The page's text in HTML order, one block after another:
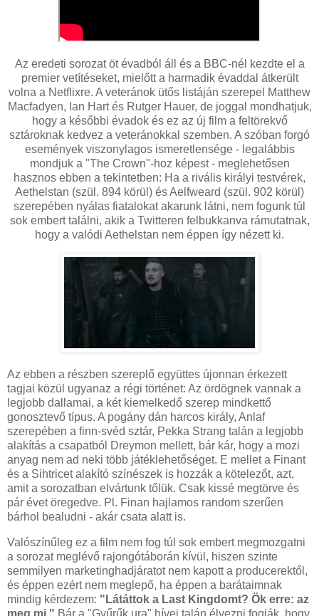
Az eredeti sorozat öt évadból áll és a BBC-nél kezdte el a
premier vetítéseket, mielőtt a harmadik évaddal átkerült
volna a Netflixre. A veteránok ütős listáján szerepel Matthew
Macfadyen, Ian Hart és Rutger Hauer, de joggal mondhatjuk,
hogy a későbbi évadok és ez az új film a feltörekvő
sztároknak kedvez a veteránokkal szemben. A szóban forgó
események viszonylagos ismeretlensége - legalábbis
mondjuk a "The Crown"-hoz képest - meglehetősen
hasznos ebben a tekintetben: Ha a rivális királyi testvérek,
Aethelstan (szül. 894 körül) és Aelfweard (szül. 902 körül)
szerepében nyálas fiatalokat akarunk látni, nem fogunk túl
sok embert találni, akik a Twitteren felbukkanva rámutatnak,
hogy a valódi Aethelstan nem éppen így nézett ki.
Az ebben a részben szereplő együttes újonnan érkezett
tagjai közül ugyanaz a régi történet: Az ördögnek vannak a
legjobb dallamai, a két kiemelkedő szerep mindkettő
gonosztevő típus. A pogány dán harcos király, Anlaf
szerepében a finn-svéd sztár, Pekka Strang talán a legjobb
alakítás a csapatból Dreymon mellett, bár kár, hogy a mozi
anyag nem ad neki több játéklehetőséget. E mellet a Finant
és a Sihtricet alakító színészek is hozzák a kötelezőt, azt,
amit a sorozatban elvártunk tőlük. Csak kissé megtörve és
pár évet öregedve. Pl. Finan hajlamos random szerűen
bárhol bealudni - akár csata alatt is.
Valószínűleg ez a film nem fog túl sok embert megmozgatni
a sorozat meglévő rajongótáborán kívül, hiszen szinte
semmilyen marketinghadjáratot nem kapott a producerektől,
és éppen ezért nem meglepő, ha éppen a barátaimnak
mindig kérdezem: "Látáttok a Last Kingdomt? Ök erre: az
meg mi." Bár a "Gyűrűk ura" hívei talán élvezni fogják, hogy